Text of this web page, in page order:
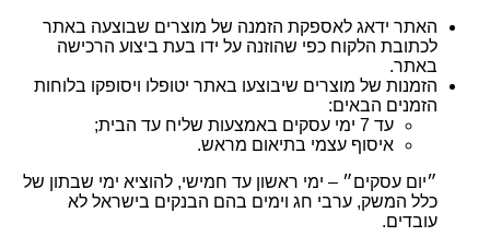
האתר ידאג לאספקת הזמנה של מוצרים שבוצעה באתר
לכתובת הלקוח כפי שהוזנה על ידו בעת ביצוע הרכישה
באתר.
הזמנות של מוצרים שיבוצעו באתר יטופלו ויסופקו בלוחות
הזמנים הבאים:
עד 7 ימי עסקים באמצעות שליח עד הבית;
איסוף עצמי בתיאום מראש.
״יום עסקים״ – ימי ראשון עד חמישי, להוציא ימי שבתון של
כלל המשק, ערבי חג וימים בהם הבנקים בישראל לא
עובדים.